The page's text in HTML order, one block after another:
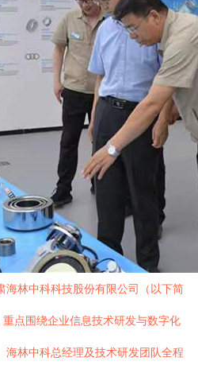
海林中科科技股份有限公司（以下简
点围绕企业信息技术研发与数字化
海林中科总经理及技术研发团队全程